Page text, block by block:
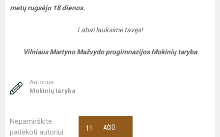
metų rugsėjo 18 dienos.
Labai lauksime tavęs!
Vilniaus Martyno Mažvydo progimnazijos Mokinių taryba
Autorius:
Mokinių taryba
Nepamirškite
padėkoti autoriui
AČIŪ
11